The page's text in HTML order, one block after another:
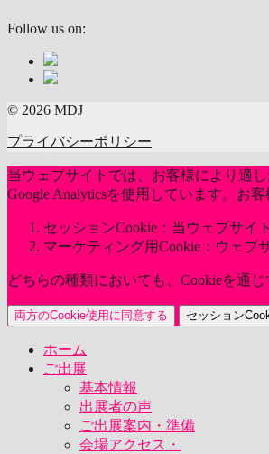
Follow us on:
© 2026 MDJ
プライバシーポリシー
当ウェブサイトでは、お客様により適
Google Analyticsを使用しています。お
セッションCookie：当ウェブサイ
マーケティング用Cookie：ウェブ
どちらの種類においても、Cookieを通
両方のCookie使用に同意する セッション
ホーム
ご出展
基本情報
出展者の声
ご出展案内・準備
会場アクセス・